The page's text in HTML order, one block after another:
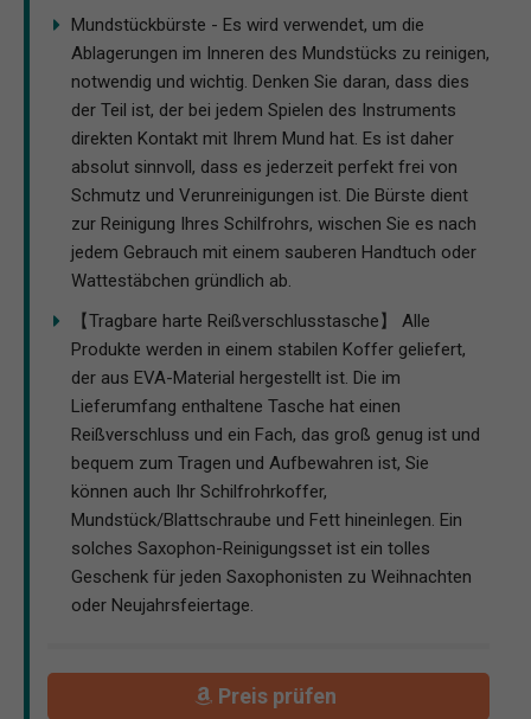
Mundstückbürste - Es wird verwendet, um die
Ablagerungen im Inneren des Mundstücks zu reinigen,
notwendig und wichtig. Denken Sie daran, dass dies
der Teil ist, der bei jedem Spielen des Instruments
direkten Kontakt mit Ihrem Mund hat. Es ist daher
absolut sinnvoll, dass es jederzeit perfekt frei von
Schmutz und Verunreinigungen ist. Die Bürste dient
zur Reinigung Ihres Schilfrohrs, wischen Sie es nach
jedem Gebrauch mit einem sauberen Handtuch oder
Wattestäbchen gründlich ab.
【Tragbare harte Reißverschlusstasche】 Alle
Produkte werden in einem stabilen Koffer geliefert,
der aus EVA-Material hergestellt ist. Die im
Lieferumfang enthaltene Tasche hat einen
Reißverschluss und ein Fach, das groß genug ist und
bequem zum Tragen und Aufbewahren ist, Sie
können auch Ihr Schilfrohrkoffer,
Mundstück/Blattschraube und Fett hineinlegen. Ein
solches Saxophon-Reinigungsset ist ein tolles
Geschenk für jeden Saxophonisten zu Weihnachten
oder Neujahrsfeiertage.
Preis prüfen